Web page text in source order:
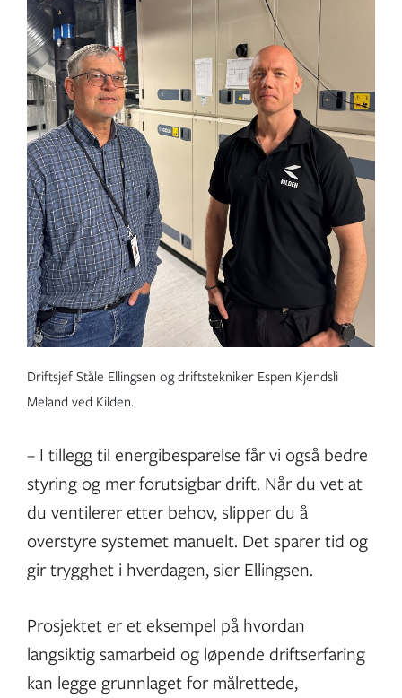
Driftsjef Ståle Ellingsen og driftstekniker Espen Kjendsli
Meland ved Kilden.
– I tillegg til energibesparelse får vi også bedre
styring og mer forutsigbar drift. Når du vet at
du ventilerer etter behov, slipper du å
overstyre systemet manuelt. Det sparer tid og
gir trygghet i hverdagen, sier Ellingsen.
Prosjektet er et eksempel på hvordan
langsiktig samarbeid og løpende driftserfaring
kan legge grunnlaget for målrettede,